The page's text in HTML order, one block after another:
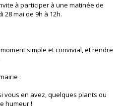
à participer à une matinée de
mai de 9h à 12h.
simple et convivial, et rendre
:
vous en avez, quelques plants ou
humeur !